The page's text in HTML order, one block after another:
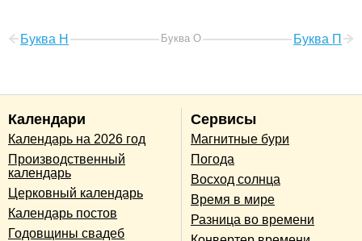
Буква Н Буква О Буква П
Календари
Календарь на 2026 год
Производственный
календарь
Церковный календарь
Календарь постов
Годовщины свадеб
Сервисы
Магнитные бури
Погода
Восход солнца
Время в мире
Разница во времени